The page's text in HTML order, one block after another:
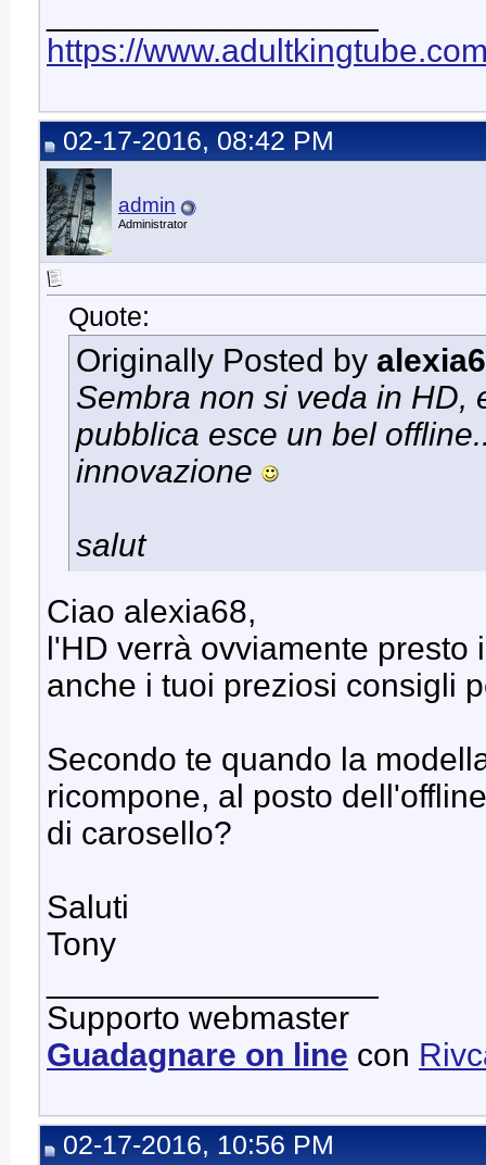
https://
02-17-2016, 08:42 PM
admin
Administrator
Quote:
Originally Posted by
Sembra non si veda in HD,
pubblica esce un bel
innovazione
salut
Ciao alexia68,
l'HD verrà ovviamente
anche i tuoi preziosi consigli
Secondo te quando la
ricompone, al posto
di carosello?
Saluti
Tony
Supporto webmaster
Guadagnare on line con
02-17-2016, 10:56 PM